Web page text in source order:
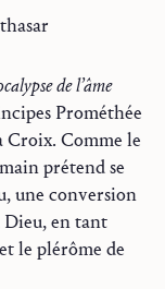
de l’âme
Prométhée
Croix. Comme le
prétend se
une conversion
Dieu, en tant
le plérôme de